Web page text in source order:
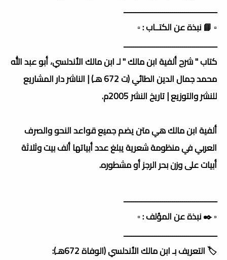
ــــــــــــــــــــــــــــــــــــــــــــــ
▫️ 📘 نبذة عن الكتــاب : ▫️
ــــــــــــــــــــــــــــــــــــــــــــــ
كتاب " شرح ألفية ابن مالك " لـ ابن مالك الأندلسي، أبو عبد الله
محمد جمال الدين الطائي (ت 672 هـ) | الناشر دار المشاريع
للنشر والتوزيع | تاريخ النشر 2005م.
ألفية ابن مالك هي متن يضم جميع قواعد النحو والصرف
العربي في منظومة شعرية يبلغ عدد أبياتها ألف بيت وثلاثة
أبيات على وزن بحر الرجز أو مشطوره.
ــــــــــــــــــــــــــــــــــــــــــــــ
▫️ ✒️ نبذة عن المؤلف : ▫️
ــــــــــــــــــــــــــــــــــــــــــــــ
🏷️ التعريف بـ ابن مالك الأندلسي (الوفاة 672هـ):